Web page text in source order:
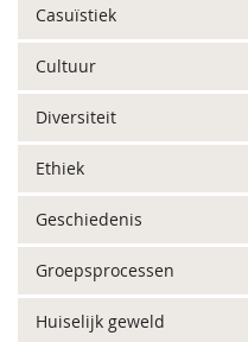
Casuïstiek
Cultuur
Diversiteit
Ethiek
Geschiedenis
Groepsprocessen
Huiselijk geweld